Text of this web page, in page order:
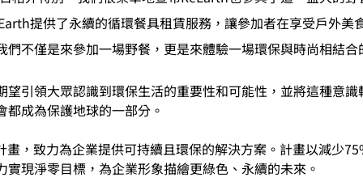
提供了永續的循環餐具租賃服務，讓參加者在享受戶外美
們不僅是來參加一場野餐，更是來體驗一場環保與時尚相結合
望引領大眾認識到環保生活的重要性和可能性，並將這種意
成為保護地球的一部分。
畫，致力為企業提供可持續且環保的解決方案。計畫以減少
實現淨零目標，為企業形象描繪更綠色、永續的未來。